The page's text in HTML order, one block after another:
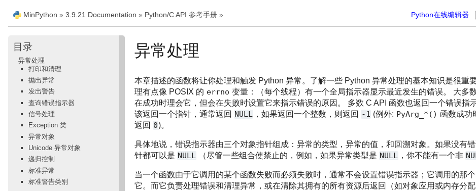
MinPython » 3.9.21 Documentation » Python/C API 参考手册 » Python在线编辑器
异常处理
本章描述的函数将让你处理和触发 Python 异常。了解一些 Python 异常处理的基本知识是很重
理有点像 POSIX 的 errno 变量：（每个线程）有一个全局指示器显示最近发生的错误。 大多
在成功时理会它，但会在失败时设置它来指示错误的原因。 多数 C API 函数也返回一个错误指
该返回一个指针，通常返回 NULL ，如果返回一个整数，则返回 -1 (例外: PyArg_*() 函数成功
返回 0)。
具体地说，错误指示器由三个对象指针组成：异常的类型，异常的值，和回溯对象。如果没有
针都可以是 NULL （尽管一些组合使禁止的，例如，如果异常类型是 NULL ，你不能有一个非
当一个函数由于它调用的某个函数失败而必须失败时，通常不会设置错误指示器；它调用的那
它。而它负责处理错误和清理异常，或在清除其拥有的所有资源后返回（如对象应用或内存分
目录
异常处理
打印和清理
抛出异常
发出警告
查询错误指示器
信号处理
Exception 类
异常对象
Unicode 异常对象
递归控制
标准异常
标准警告类别